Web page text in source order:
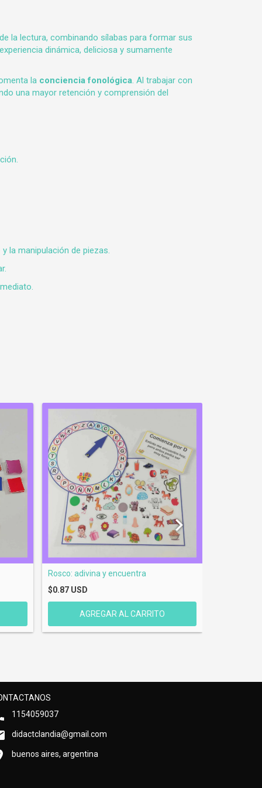
la lectura, combinando sílabas para formar sus
dinámica, deliciosa y sumamente
la conciencia fonológica. Al trabajar con
una mayor retención y comprensión del
la manipulación de piezas.
Rosco: adivina y encuentra
$0.87 USD
1154059037
didactclandia@gmail.com
buenos aires, argentina